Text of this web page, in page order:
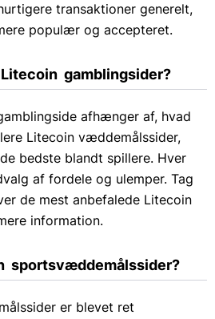
transaktioner generelt,
populær og accepteret.
gamblingsider?
afhænger af, hvad
Litecoin væddemålssider,
bedste blandt spillere. Hver
af fordele og ulemper. Tag
de mest anbefalede Litecoin
information.
sportsvæddemålssider?
er blevet ret